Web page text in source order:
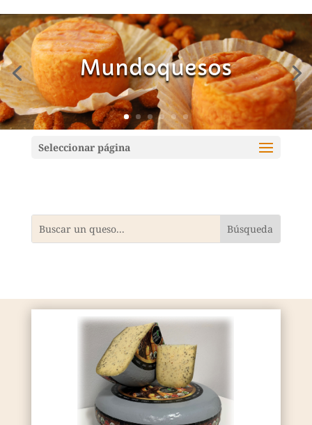
Mundoquesos
Seleccionar página